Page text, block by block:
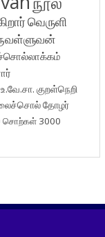
வெருளி
உ.வே.சா. குறள்நெறி
தோழர்
சொற்கள் 3000